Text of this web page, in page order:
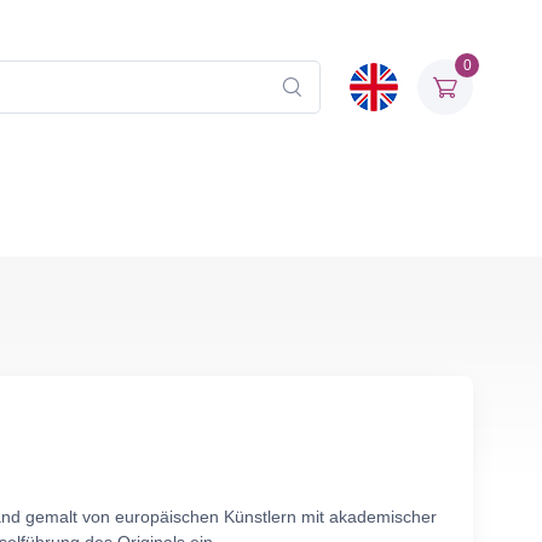
0
gemalt von europäischen Künstlern mit akademischer